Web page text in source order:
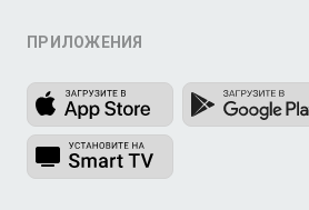
ПРИЛОЖЕНИЯ